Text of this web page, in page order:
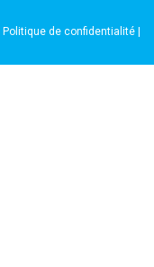
Politique de confidentialité|